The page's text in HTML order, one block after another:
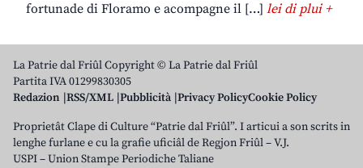
fortunade di Floramo e acompagne il […] lei di plui +
La Patrie dal Friûl Copyright © La Patrie dal Friûl
Partita IVA 01299830305
Redazion RSS/XML Pubblicità Privacy PolicyCookie Policy
Proprietât Clape di Culture “Patrie dal Friûl”. I articui a son scrits in
lenghe furlane e cu la grafie uficiâl de Regjon Friûl – V.J.
USPI – Union Stampe Periodiche Taliane